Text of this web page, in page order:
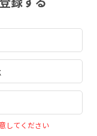
してください